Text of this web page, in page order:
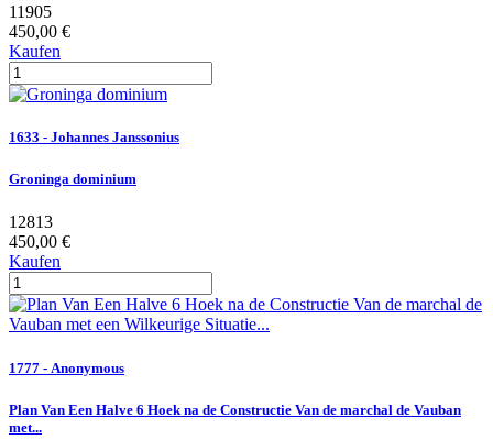
11905
450,00 €
Kaufen
1633 - Johannes Janssonius
Groninga dominium
12813
450,00 €
Kaufen
1777 - Anonymous
Plan Van Een Halve 6 Hoek na de Constructie Van de marchal de Vauban
met...